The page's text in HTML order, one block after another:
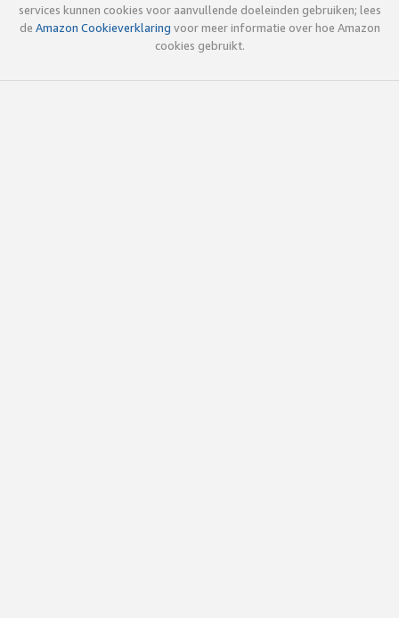
services kunnen cookies voor aanvullende doeleinden gebruiken; lees
de Amazon Cookieverklaring voor meer informatie over hoe Amazon
cookies gebruikt.